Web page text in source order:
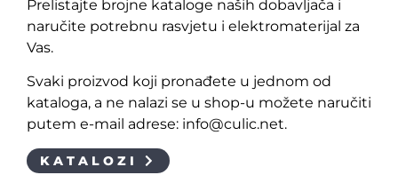
Prelistajte brojne kataloge naših dobavljača i
naručite potrebnu rasvjetu i elektromaterijal za
Vas.
Svaki proizvod koji pronađete u jednom od
kataloga, a ne nalazi se u shop-u možete naručiti
putem e-mail adrese: info@culic.net.
KATALOZI